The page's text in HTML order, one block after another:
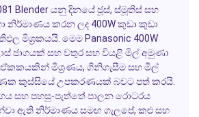
Blender යනු දිනයේ ජූස්, ස්මූතිස් සහ
නිර්මාණය කරන ලද 400W කුඩා කුඩා
මිශ්‍රකයයි. මෙම Panasonic 400W
ජාගයක් සහ වතුර සහ වියළි මිල් අමුණා
මිශ්‍රණය, ගිනිගැසීම සහ මිල්
කුස්සියේ උපකරණයක් බවට පත් කරයි.
සහ පහසු-පැත්තේ පාලන රොටරය
ඇති නිර්මාණය සමඟ ගැලපේ, කළු සහ